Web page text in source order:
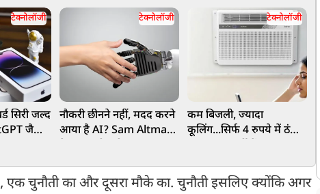
टेक्नोलॉजी
सिरी जल्द
जैसी
टेक्नोलॉजी
नौकरी छीनने नहीं, मदद करने
आया है AI? Sam Altman
टेक्नोलॉजी
कम बिजली, ज्यादा
कूलिंग...सिर्फ 4 रुपये में ठंडी
है खास तकनीक
एक चुनौती का और दूसरा मौके का. चुनौती इसलिए क्योंकि अगर